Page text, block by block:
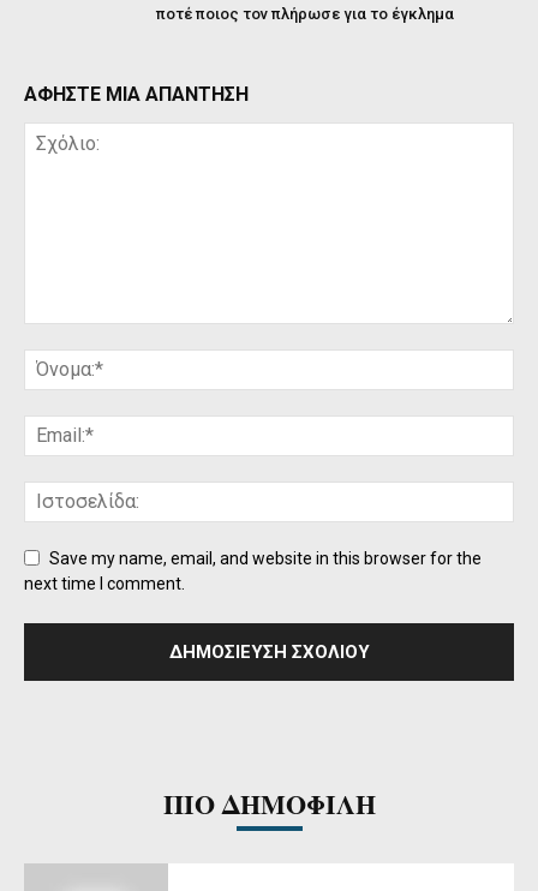
ποτέ ποιος τον πλήρωσε για το έγκλημα
ΑΦΗΣΤΕ ΜΙΑ ΑΠΑΝΤΗΣΗ
Save my name, email, and website in this browser for the
next time I comment.
ΠΙΟ ΔΗΜΟΦΙΛΗ